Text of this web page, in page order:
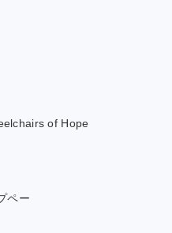
of Hope